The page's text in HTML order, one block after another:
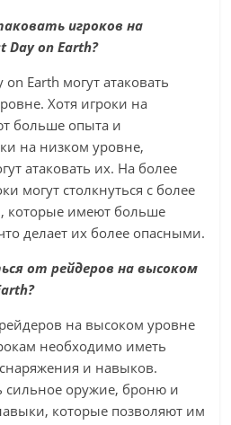
игроков на
Day on Earth?
Earth могут атаковать
Хотя игроки на
больше опыта и
на низком уровне,
атаковать их. На более
могут столкнуться с более
которые имеют больше
делает их более опасными.
от рейдеров на высоком
на высоком уровне
необходимо иметь
и навыков.
оружие, броню и
которые позволяют им